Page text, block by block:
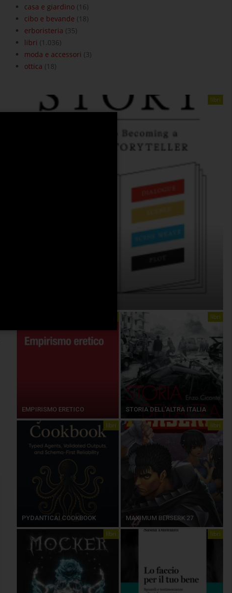
casa e giardino(16)
cibo e bevande (18)
erboristeria (35)
libri (1.036)
moda e accessori (3)
ottica (18)
libri
EMPIRISMO ERETICO
libri
STORIA DELL’ALTRA ITALIA
libri
PYDANTICAI COOKBOOK
libri
MAXIMUM BERSERK 27
libri libri